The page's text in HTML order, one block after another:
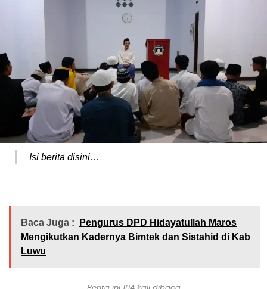
Isi berita disini…
Baca Juga :
Pengurus DPD Hidayatullah Maros
Mengikutkan Kadernya Bimtek dan Sistahid di Kab
Luwu